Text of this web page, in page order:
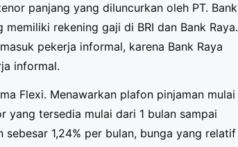
panjang yang diluncurkan oleh PT. Bank
rekening gaji di BRI dan Bank Raya.
pekerja informal, karena Bank Raya
informal.
Flexi. Menawarkan plafon pinjaman mulai
yang tersedia mulai dari 1 bulan sampai
1,24% per bulan, bunga yang relatif